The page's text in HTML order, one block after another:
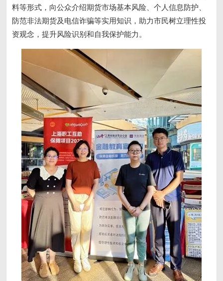
料等形式，向公众介绍期货市场基本风险、个人信息防护、
防范非法期货及电信诈骗等实用知识，助力市民树立理性投
资观念，提升风险识别和自我保护能力。